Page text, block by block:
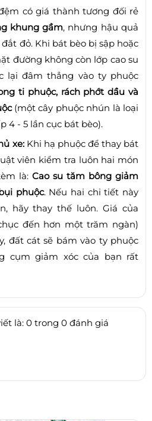
có giá thành tương đối rẻ
khung gầm, nhưng hậu quả
đỏ. Khi bát bèo bị sập hoặc
đường không còn lớp cao su
lại đâm thẳng vào ty phuộc
ti phuộc, rách phớt dầu và
(một cây phuộc nhún là loại
4 - 5 lần cục bát bèo).
xe:Khi hạ phuộc để thay bát
viên kiểm tra luôn hai món
là: Cao su tăm bông giảm
phuộc. Nếu hai chi tiết này
hãy thay thế luôn. Giá của
đến hơn một trăm ngàn)
đất cát sẽ bám vào ty phuộc
cụm giảm xóc của bạn rất
là: 0 trong 0 đánh giá